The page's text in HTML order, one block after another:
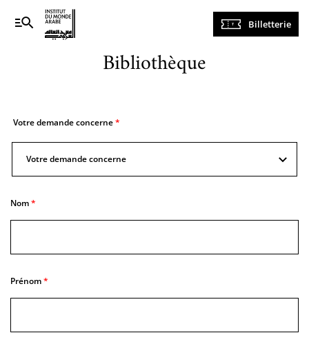
Navigation
principale
Billetterie
Bibliothèque
Votre demande concerne
demande
Votre demande concerne
Nom
Prénom